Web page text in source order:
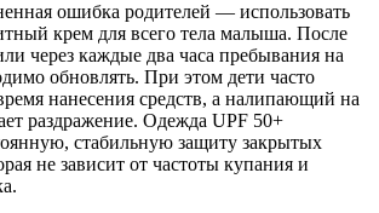
ошибка родителей — использовать
крем для всего тела малыша. После
через каждые два часа пребывания на
обновлять. При этом дети часто
нанесения средств, а налипающий на
раздражение. Одежда UPF 50+
стабильную защиту закрытых
не зависит от частоты купания и